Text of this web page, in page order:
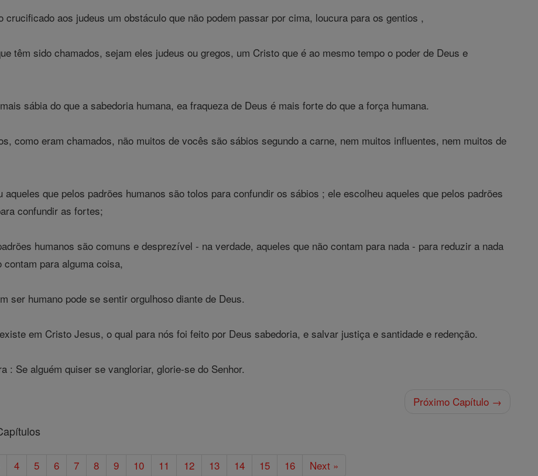
crucificado aos judeus um obstáculo que não podem passar por cima, loucura para os gentios ,
têm sido chamados, sejam eles judeus ou gregos, um Cristo que é ao mesmo tempo o poder de Deus e
sábia do que a sabedoria humana, ea fraqueza de Deus é mais forte do que a força humana.
como eram chamados, não muitos de vocês são sábios segundo a carne, nem muitos influentes, nem muitos de
aqueles que pelos padrões humanos são tolos para confundir os sábios ; ele escolheu aqueles que pelos padrões
confundir as fortes;
humanos são comuns e desprezível - na verdade, aqueles que não contam para nada - para reduzir a nada
contam para alguma coisa,
ser humano pode se sentir orgulhoso diante de Deus.
em Cristo Jesus, o qual para nós foi feito por Deus sabedoria, e salvar justiça e santidade e redenção.
: Se alguém quiser se vangloriar, glorie-se do Senhor.
Próximo Capítulo →
4 5 6 7 8 9 10 11 12 13 14 15 16 Next »